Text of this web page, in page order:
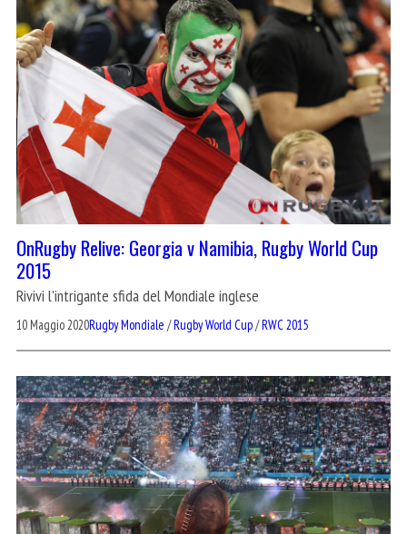
OnRugby Relive: Georgia v Namibia, Rugby World Cup
2015
Rivivi l'intrigante sfida del Mondiale inglese
10 Maggio 2020Rugby Mondiale /Rugby World Cup/RWC 2015